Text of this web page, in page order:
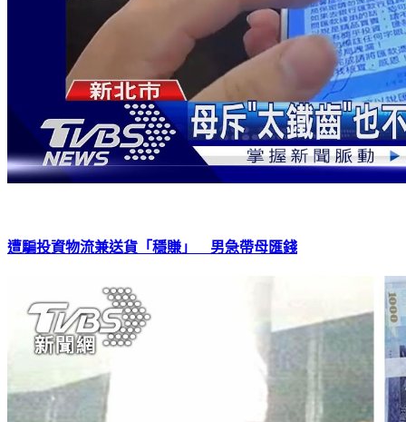
遭騙投資物流兼送貨「穩賺」 男急帶母匯錢